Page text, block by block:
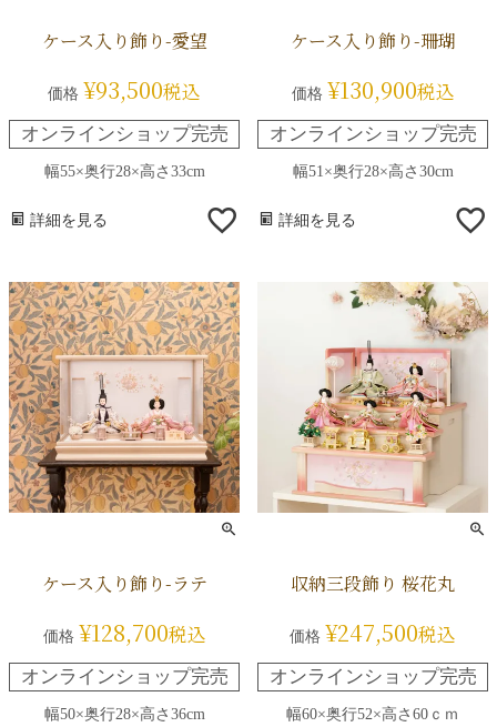
ケース入り飾り-愛望
価格 ¥93,500税込
オンラインショップ完売
幅55×奥行28×高さ33cm
詳細を見る
ケース入り飾り-珊瑚
価格 ¥130,900税込
オンラインショップ完売
幅51×奥行28×高さ30cm
詳細を見る
ケース入り飾り-ラテ
価格 ¥128,700税込
オンラインショップ完売
幅50×奥行28×高さ36cm
収納三段飾り 桜花丸
価格 ¥247,500税込
オンラインショップ完売
幅60×奥行52×高さ60ｃｍ